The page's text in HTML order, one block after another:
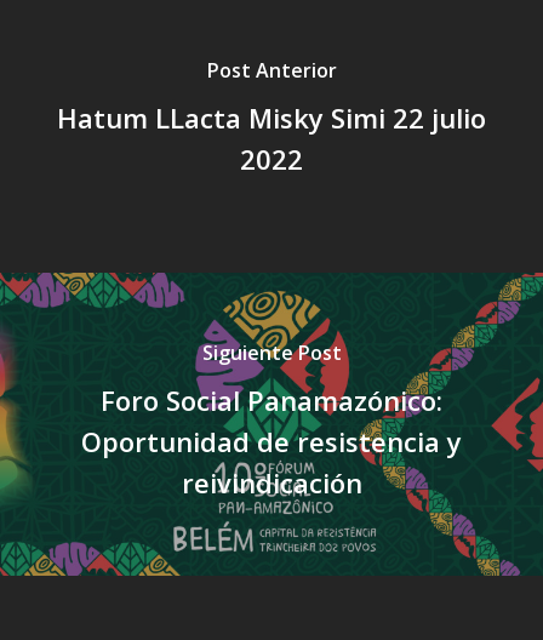
Post Anterior
Hatum LLacta Misky Simi 22 julio
2022
Siguiente Post
Foro Social Panamazónico:
Oportunidad de resistencia y
reivindicación